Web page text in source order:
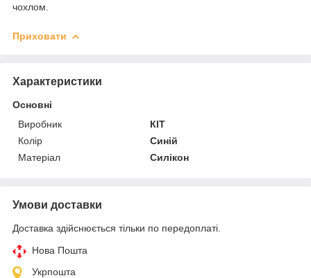
чохлом.
Приховати
Характеристики
Основні
Виробник
КІТ
Колір
Синій
Матеріал
Силікон
Умови доставки
Доставка здійснюється тільки по передоплаті.
Нова Пошта
Укрпошта